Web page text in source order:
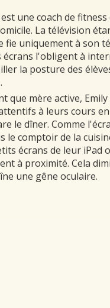
est une coach de
La télévision
fie uniquement à son
écrans l'obligent à
la posture des
que mère active,
à leurs cours
le dîner. Comme
le comptoir de la
écrans de leur
à proximité. Cela
une gêne oculaire.